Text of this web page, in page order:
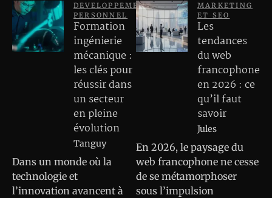
DEVELOPPEMENT
PERSONNEL
Formation
ingénierie
mécanique :
les clés pour
réussir dans
un secteur
en pleine
évolution
Tanguy
Dans un monde où la
technologie et
l’innovation avancent à
MARKETING
ET SEO
Les
tendances
du web
francophone
en 2026 : ce
qu’il faut
savoir
Jules
En 2026, le paysage du
web francophone ne cesse
de se métamorphoser
sous l’impulsion